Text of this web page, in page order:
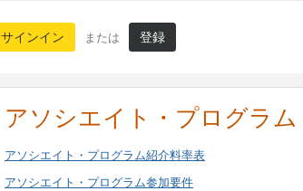
サインイン または 登録
アソシエイト・プログラ
アソシエイト・プログラム紹介料率表
アソシエイト・プログラム参加要件